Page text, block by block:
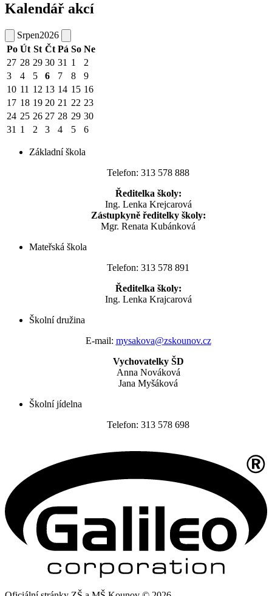
Kalendář akcí
Srpen2026
Po Út St Čt Pá So Ne
27 28 29 30 31 1
2
3
4 5 6 7 8
9
10 11 12 13 14 15 16
17 18 19 20 21 22 23
24 25 26 27 28 29 30
31 1 2 3 4 5 6
Základní škola
Telefon: 313 578 888
Ředitelka školy:
Ing. Lenka Krejcarová
Zástupkyně ředitelky školy:
Mgr. Renata Kubánková
Mateřská škola
Telefon: 313 578 891
Ředitelka školy:
Ing. Lenka Krajcarová
Školní družina
E-mail: mysakova@zskounov.cz
Vychovatelky ŠD
Anna Nováková
Jana Myšáková
Školní jídelna
Telefon: 313 578 698